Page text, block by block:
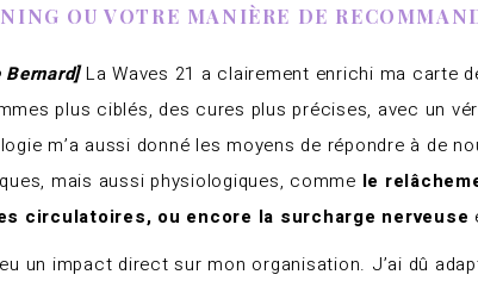
OU VOTRE MANIÈRE DE
La Waves 21 a clairement enrichi ma carte
plus ciblés, des cures plus précises, avec un
m’a aussi donné les moyens de répondre à de
mais aussi physiologiques, comme le
circulatoires, ou encore la surcharge nerveuse
un impact direct sur mon organisation. J’ai dû